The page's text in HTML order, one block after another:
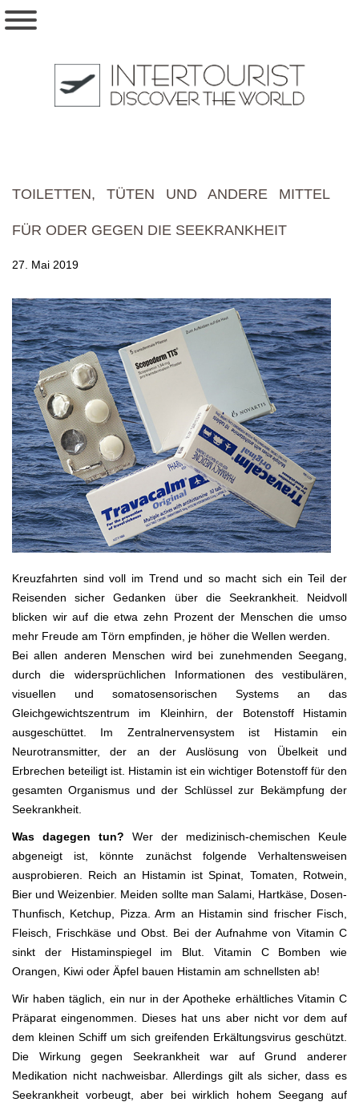
TOILETTEN, TÜTEN UND ANDERE MITTEL
FÜR ODER GEGEN DIE SEEKRANKHEIT
27. Mai 2019
Kreuzfahrten sind voll im Trend und so macht sich ein Teil der
Reisenden sicher Gedanken über die Seekrankheit. Neidvoll
blicken wir auf die etwa zehn Prozent der Menschen die umso
mehr Freude am Törn empfinden, je höher die Wellen werden.
Bei allen anderen Menschen wird bei zunehmenden Seegang,
durch die widersprüchlichen Informationen des vestibulären,
visuellen und somatosensorischen Systems an das
Gleichgewichtszentrum im Kleinhirn, der Botenstoff Histamin
ausgeschüttet. Im Zentralnervensystem ist Histamin ein
Neurotransmitter, der an der Auslösung von Übelkeit und
Erbrechen beteiligt ist. Histamin ist ein wichtiger Botenstoff für den
gesamten Organismus und der Schlüssel zur Bekämpfung der
Seekrankheit.
Was dagegen tun? Wer der medizinisch-chemischen Keule
abgeneigt ist, könnte zunächst folgende Verhaltensweisen
ausprobieren. Reich an Histamin ist Spinat, Tomaten, Rotwein,
Bier und Weizenbier. Meiden sollte man Salami, Hartkäse, Dosen-
Thunfisch, Ketchup, Pizza. Arm an Histamin sind frischer Fisch,
Fleisch, Frischkäse und Obst. Bei der Aufnahme von Vitamin C
sinkt der Histaminspiegel im Blut. Vitamin C Bomben wie
Orangen, Kiwi oder Äpfel bauen Histamin am schnellsten ab!
Wir haben täglich, ein nur in der Apotheke erhältliches Vitamin C
Präparat eingenommen. Dieses hat uns aber nicht vor dem auf
dem kleinen Schiff um sich greifenden Erkältungsvirus geschützt.
Die Wirkung gegen Seekrankheit war auf Grund anderer
Medikation nicht nachweisbar. Allerdings gilt als sicher, dass es
Seekrankheit vorbeugt, aber bei wirklich hohem Seegang auf